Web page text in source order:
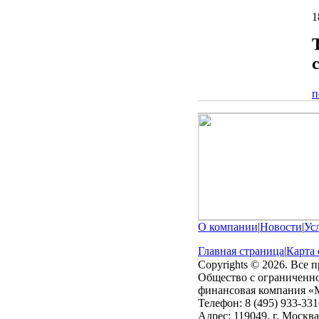
О компании|Новости|
Главная страница|Карта
Copyrights © 2026. Все
Общество с
финансовая
Телефон: 8 (495) 933-
Адрес: 119049, г.